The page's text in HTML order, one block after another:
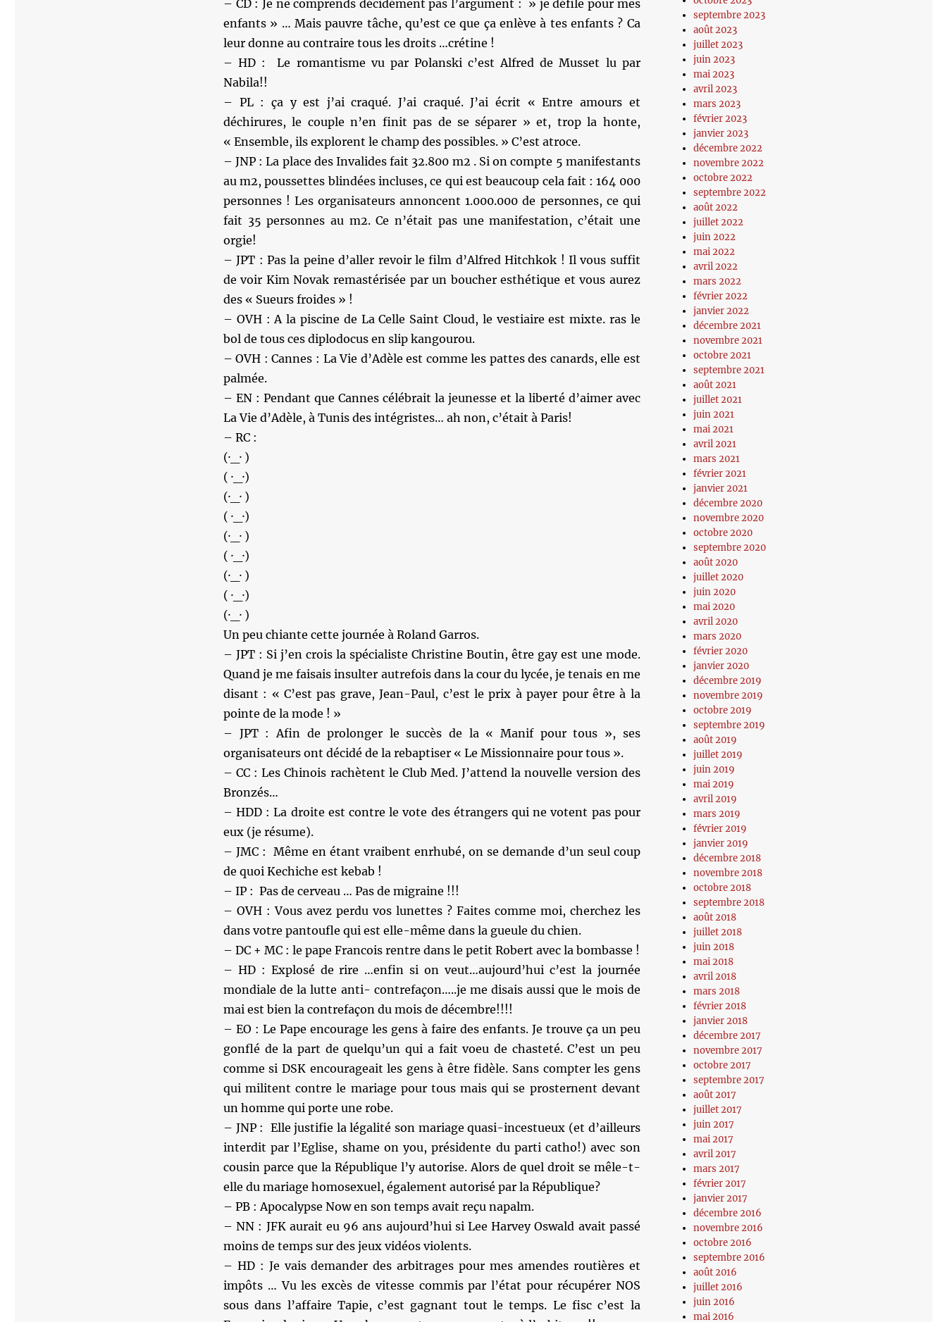
– CD : Je ne comprends décidément pas l’argument : » je défile pour mes
enfants » … Mais pauvre tâche, qu’est ce que ça enlève à tes enfants ? Ca
leur donne au contraire tous les droits …crétine !
– HD : Le romantisme vu par Polanski c’est Alfred de Musset lu par
Nabila!!
– PL : ça y est j’ai craqué. J’ai craqué. J’ai écrit « Entre amours et
déchirures, le couple n’en finit pas de se séparer » et, trop la honte,
« Ensemble, ils explorent le champ des possibles. » C’est atroce.
– JNP : La place des Invalides fait 32.800 m2 . Si on compte 5 manifestants
au m2, poussettes blindées incluses, ce qui est beaucoup cela fait : 164 000
personnes ! Les organisateurs annoncent 1.000.000 de personnes, ce qui
fait 35 personnes au m2. Ce n’était pas une manifestation, c’était une
orgie!
– JPT : Pas la peine d’aller revoir le film d’Alfred Hitchkok ! Il vous suffit
de voir Kim Novak remastérisée par un boucher esthétique et vous aurez
des « Sueurs froides » !
– OVH : A la piscine de La Celle Saint Cloud, le vestiaire est mixte. ras le
bol de tous ces diplodocus en slip kangourou.
– OVH : Cannes : La Vie d’Adèle est comme les pattes des canards, elle est
palmée.
– EN : Pendant que Cannes célébrait la jeunesse et la liberté d’aimer avec
La Vie d’Adèle, à Tunis des intégristes… ah non, c’était à Paris!
– RC :
(·_· )
( ·_·)
(·_· )
( ·_·)
(·_· )
( ·_·)
(·_· )
( ·_·)
(·_· )
Un peu chiante cette journée à Roland Garros.
– JPT : Si j’en crois la spécialiste Christine Boutin, être gay est une mode.
Quand je me faisais insulter autrefois dans la cour du lycée, je tenais en me
disant : « C’est pas grave, Jean-Paul, c’est le prix à payer pour être à la
pointe de la mode ! »
– JPT : Afin de prolonger le succès de la « Manif pour tous », ses
organisateurs ont décidé de la rebaptiser « Le Missionnaire pour tous ».
– CC : Les Chinois rachètent le Club Med. J’attend la nouvelle version des
Bronzés…
– HDD : La droite est contre le vote des étrangers qui ne votent pas pour
eux (je résume).
– JMC : Même en étant vraibent enrhubé, on se demande d’un seul coup
de quoi Kechiche est kebab !
– IP : Pas de cerveau … Pas de migraine !!!
– OVH : Vous avez perdu vos lunettes ? Faites comme moi, cherchez les
dans votre pantoufle qui est elle-même dans la gueule du chien.
– DC + MC : le pape Francois rentre dans le petit Robert avec la bombasse !
– HD : Explosé de rire …enfin si on veut…aujourd’hui c’est la journée
mondiale de la lutte anti- contrefaçon…..je me disais aussi que le mois de
mai est bien la contrefaçon du mois de décembre!!!!
– EO : Le Pape encourage les gens à faire des enfants. Je trouve ça un peu
gonflé de la part de quelqu’un qui a fait voeu de chasteté. C’est un peu
comme si DSK encourageait les gens à être fidèle. Sans compter les gens
qui militent contre le mariage pour tous mais qui se prosternent devant
un homme qui porte une robe.
– JNP : Elle justifie la légalité son mariage quasi-incestueux (et d’ailleurs
interdit par l’Eglise, shame on you, présidente du parti catho!) avec son
cousin parce que la République l’y autorise. Alors de quel droit se mêle-t-
elle du mariage homosexuel, également autorisé par la République?
– PB : Apocalypse Now en son temps avait reçu napalm.
– NN : JFK aurait eu 96 ans aujourd’hui si Lee Harvey Oswald avait passé
moins de temps sur des jeux vidéos violents.
– HD : Je vais demander des arbitrages pour mes amendes routières et
impôts … Vu les excès de vitesse commis par l’état pour récupérer NOS
sous dans l’affaire Tapie, c’est gagnant tout le temps. Le fisc c’est la
septembre 2023
août 2023
juillet 2023
juin 2023
mai 2023
avril 2023
mars 2023
février 2023
janvier 2023
décembre 2022
novembre 2022
octobre 2022
septembre 2022
août 2022
juillet 2022
juin 2022
mai 2022
avril 2022
mars 2022
février 2022
janvier 2022
décembre 2021
novembre 2021
octobre 2021
septembre 2021
août 2021
juillet 2021
juin 2021
mai 2021
avril 2021
mars 2021
février 2021
janvier 2021
décembre 2020
novembre 2020
octobre 2020
septembre 2020
août 2020
juillet 2020
juin 2020
mai 2020
avril 2020
mars 2020
février 2020
janvier 2020
décembre 2019
novembre 2019
octobre 2019
septembre 2019
août 2019
juillet 2019
juin 2019
mai 2019
avril 2019
mars 2019
février 2019
janvier 2019
décembre 2018
novembre 2018
octobre 2018
septembre 2018
août 2018
juillet 2018
juin 2018
mai 2018
avril 2018
mars 2018
février 2018
janvier 2018
décembre 2017
novembre 2017
octobre 2017
septembre 2017
août 2017
juillet 2017
juin 2017
mai 2017
avril 2017
mars 2017
février 2017
janvier 2017
décembre 2016
novembre 2016
octobre 2016
septembre 2016
août 2016
juillet 2016
juin 2016
mai 2016